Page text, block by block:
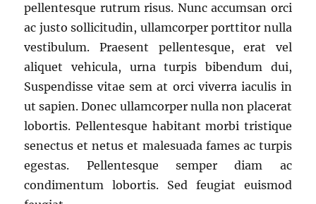
pellentesque rutrum risus. Nunc accumsan orci
ac justo sollicitudin, ullamcorper porttitor nulla
vestibulum. Praesent pellentesque, erat vel
aliquet vehicula, urna turpis bibendum dui,
Suspendisse vitae sem at orci viverra iaculis in
ut sapien. Donec ullamcorper nulla non placerat
lobortis. Pellentesque habitant morbi tristique
senectus et netus et malesuada fames ac turpis
egestas. Pellentesque semper diam ac
condimentum lobortis. Sed feugiat euismod